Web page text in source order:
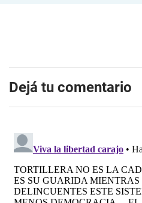
Dejá tu comentario